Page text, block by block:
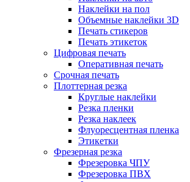
Наклейки на пол
Объемные наклейки 3D
Печать стикеров
Печать этикеток
Цифровая печать
Оперативная печать
Срочная печать
Плоттерная резка
Круглые наклейки
Резка пленки
Резка наклеек
Флуоресцентная пленка
Этикетки
Фрезерная резка
Фрезеровка ЧПУ
Фрезеровка ПВХ